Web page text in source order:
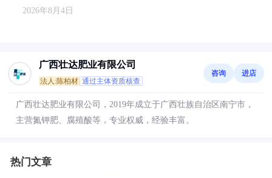
2026年8月4日
广西壮达肥业有限公司
法人:陈柏材 通过主体资质核查
咨询 进店
广西壮达肥业有限公司，2019年成立于广西壮族自治区南宁市，
主营氮钾肥、腐殖酸等，专业权威，经验丰富。
热门文章